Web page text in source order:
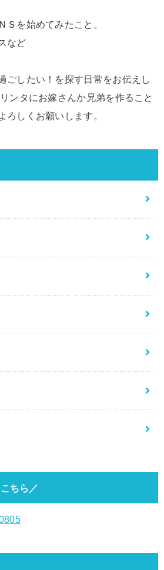
Ｓを始めてみたこと。
など
ごしたい！を探す日常をお伝えし
ンタにお嫁さんか兄弟を作ること
ろしくお願いします。
ちら／